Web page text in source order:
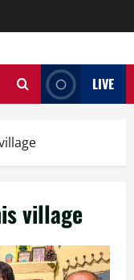
LIVE
village